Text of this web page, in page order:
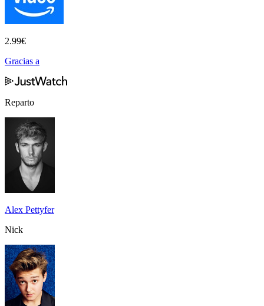
2.99€
Gracias a
Reparto
Alex Pettyfer
Nick